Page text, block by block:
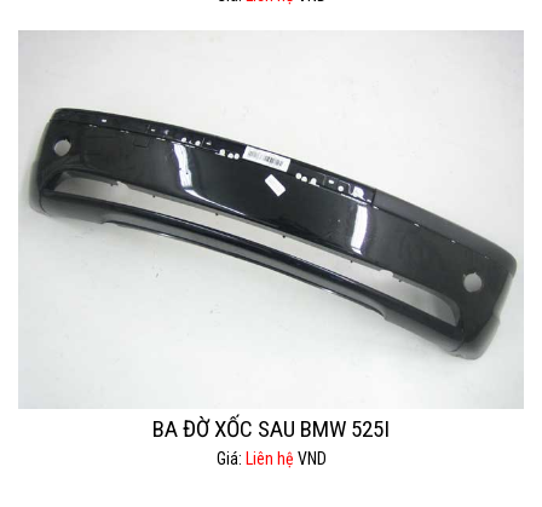
BA ĐỜ XỐC SAU BMW 525I
Giá: Liên hệ VND